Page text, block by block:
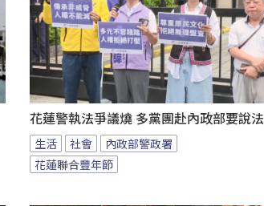
花蓮警執法爭議燒 多黨團赴內政部要說法
生活 社會
內政部警政署
花蓮聯合豐年節